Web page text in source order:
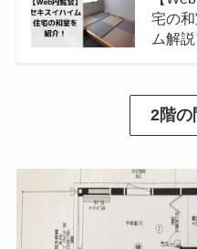
宅の
ム解
2階の